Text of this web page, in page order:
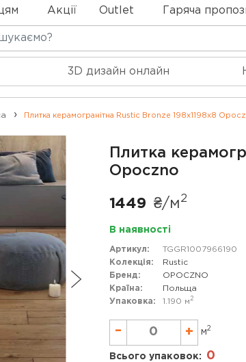
Акції Outlet Гаряча
3D дизайн онлайн
Плитка керамогранітна Rustic Bronze 198x1198x8
Плитка
Opoczno
1449 ₴/м 2
В наявності
Артикул:
TGGR1007966190
Колекція:
Rustic
Бренд:
OPOCZNO
Країна:
Польща
Упаковка:
1.190 м 2
– + м2
Всього упаковок: 0